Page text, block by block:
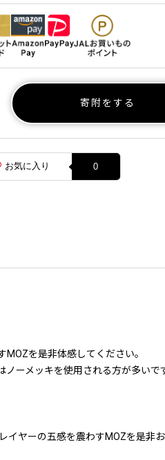
寄附をする
お気に入り 0
を是非体感してください。
ーメッキを使用される方が多いで
イヤーの五感を震わすMOZを是非